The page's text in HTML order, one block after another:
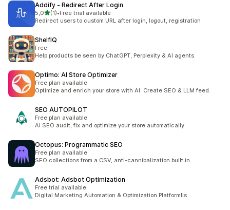
Addify ‑ Redirect After Login
5,0/ 5 tähteä
(1)
1 arvostelua yhteensä
•Free trial available
Redirect users to custom URL after login, logout, registration
ShelfIQ
Free
Help products be seen by ChatGPT, Perplexity & AI agents.
Optimo: AI Store Optimizer
Free plan available
Optimize and enrich your store with AI. Create SEO & LLM feed.
SEO AUTOPILOT
Free plan available
AI SEO audit, fix and optimize your store automatically.
Octopus: Programmatic SEO
Free plan available
SEO collections from a CSV, anti-cannibalization built in.
Adsbot: Adsbot Optimization
Free trial available
Digital Marketing Automation & Optimization Platformlis